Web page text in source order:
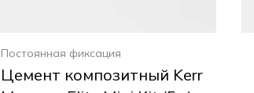
Постоянная фиксация
Цемент композитный Kerr